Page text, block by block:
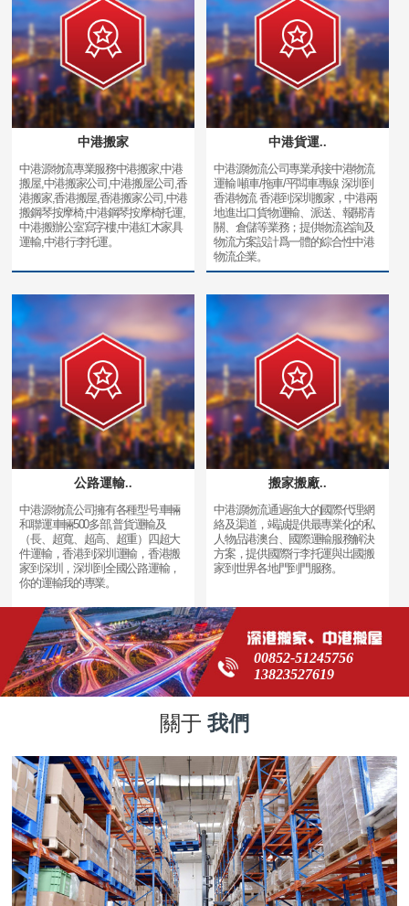
中港搬家
中港源物流專業服務中港搬家,中港
搬屋,中港搬家公司,中港搬屋公司,香
港搬家,香港搬屋,香港搬家公司,中港
搬鋼琴按摩椅,中港鋼琴按摩椅托運,
中港搬辦公室寫字樓,中港紅木家具
運輸,中港行李托運。
中港貨運..
中港源物流公司專業承接中港物流
運輸 噸車/拖車/平闆車專線 深圳到
香港物流 香港到深圳搬家，中港兩
地進出口貨物運輸、派送、報關清
關、倉儲等業務；提供物流咨詢及
物流方案設計爲一體的綜合性中港
物流企業。
公路運輸..
中港源物流公司擁有各種型号車輛
和聯運車輛500多部,普貨運輸及
（長、超寬、超高、超重）四超大
件運輸，香港到深圳運輸，香港搬
家到深圳，深圳到全國公路運輸，
你的運輸我的專業。
搬家搬廠..
中港源物流通過強大的國際代理網
絡及渠道，竭誠提供最專業化的私
人物品港澳台、國際運輸服務解決
方案，提供國際行李托運與出國搬
家到世界各地門到門服務。
00852-51245756
13823527619
關于 我們